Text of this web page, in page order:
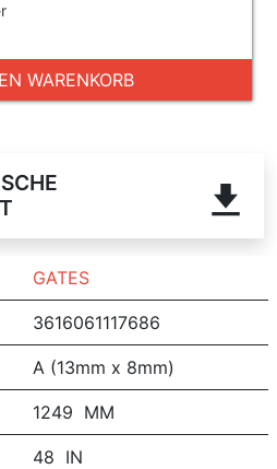
WARENKORB
GATES
3616061117686
A (13mm x 8mm)
1249 MM
48 IN